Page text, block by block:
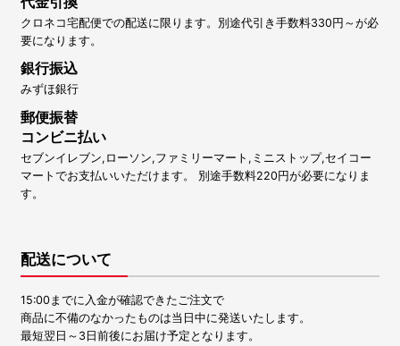
クロネコ宅配便での配送に限ります。別途代引き手数料330円～が必
要になります。
銀行振込
みずほ銀行
郵便振替
コンビニ払い
セブンイレブン,ローソン,ファミリーマート,ミニストップ,セイコー
マートでお支払いいただけます。 別途手数料220円が必要になりま
す。
配送について
15:00までに入金が確認できたご注文で
商品に不備のなかったものは当日中に発送いたします。
最短翌日～3日前後にお届け予定となります。